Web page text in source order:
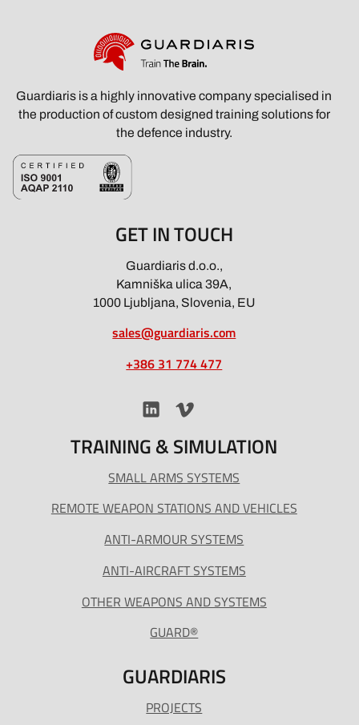
Guardiaris is a highly innovative company specialised in
the production of custom designed training solutions for
the defence industry.
GET IN TOUCH
Guardiaris d.o.o.,
Kamniška ulica 39A,
1000 Ljubljana, Slovenia, EU
sales@guardiaris.com
+386 31 774 477
TRAINING & SIMULATION
SMALL ARMS SYSTEMS
REMOTE WEAPON STATIONS AND VEHICLES
ANTI-ARMOUR SYSTEMS
ANTI-AIRCRAFT SYSTEMS
OTHER WEAPONS AND SYSTEMS
GUARD®
GUARDIARIS
PROJECTS